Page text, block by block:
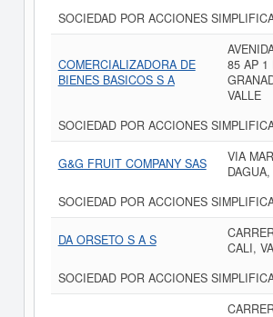
SOCIEDAD POR ACCIONES
COMERCIALIZADORA DE
BIENES BASICOS S A
85 AP 1
VALLE
SOCIEDAD POR ACCIONES
G&G FRUIT COMPANY SAS
VIA
SOCIEDAD POR ACCIONES
DA ORSETO S A S
CALI,
SOCIEDAD POR ACCIONES